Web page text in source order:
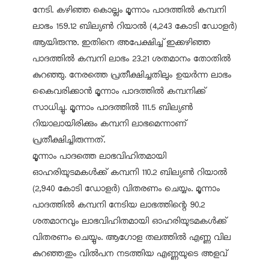
നേടി. കഴിഞ്ഞ കൊല്ലം മൂന്നാം പാദത്തിൽ കമ്പനി
ലാഭം 159.12 ബില്യൺ റിയാൽ (4,243 കോടി ഡോളർ)
ആയിരുന്നു. ഇതിനെ അപേക്ഷിച്ച് ഇക്കഴിഞ്ഞ
പാദത്തിൽ കമ്പനി ലാഭം 23.21 ശതമാനം തോതിൽ
കുറഞ്ഞു. നേരത്തെ പ്രതീക്ഷിച്ചതിലും ഉയർന്ന ലാഭം
കൈവരിക്കാൻ മൂന്നാം പാദത്തിൽ കമ്പനിക്ക്
സാധിച്ചു. മൂന്നാം പാദത്തിൽ 111.5 ബില്യൺ
റിയാലായിരിക്കും കമ്പനി ലാഭമെന്നാണ്
പ്രതീക്ഷിച്ചിരുന്നത്.
മൂന്നാം പാദത്തെ ലാഭവിഹിതമായി
ഓഹരിയുടമകൾക്ക് കമ്പനി 110.2 ബില്യൺ റിയാൽ
(2,940 കോടി ഡോളർ) വിതരണം ചെയ്യം. മൂന്നാം
പാദത്തിൽ കമ്പനി നേടിയ ലാഭത്തിന്റെ 90.2
ശതമാനവും ലാഭവിഹിതമായി ഓഹരിയുടമകൾക്ക്
വിതരണം ചെയ്യും. ആഗോള തലത്തിൽ എണ്ണ വില
കുറഞ്ഞതും വിൽപന നടത്തിയ എണ്ണയുടെ അളവ്